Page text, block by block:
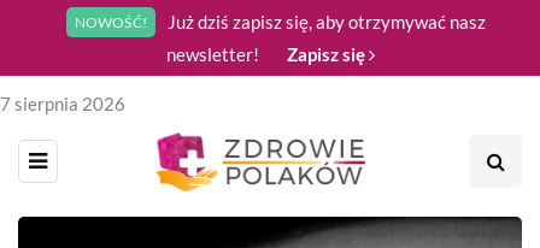
NOWOŚĆ!
Już dziś zapisz się, aby otrzymywać nasz
newsletter!
Zapisz się
7 sierpnia 2026